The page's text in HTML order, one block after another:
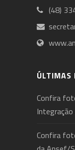
(48)
ÚLTIMAS
Confira
Integração
Confira